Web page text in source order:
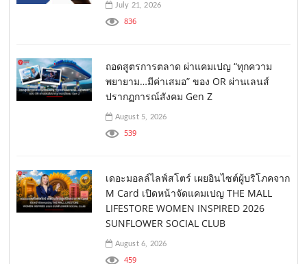
July 21, 2026
836
ถอดสูตรการตลาด ผ่าแคมเปญ “ทุกความ
พยายาม…มีค่าเสมอ” ของ OR ผ่านเลนส์
ปรากฏการณ์สังคม Gen Z
August 5, 2026
539
เดอะมอลล์ไลฟ์สโตร์ เผยอินไซต์ผู้บริโภคจาก
M Card เปิดหน้าจัดแคมเปญ THE MALL
LIFESTORE WOMEN INSPIRED 2026
SUNFLOWER SOCIAL CLUB
August 6, 2026
459